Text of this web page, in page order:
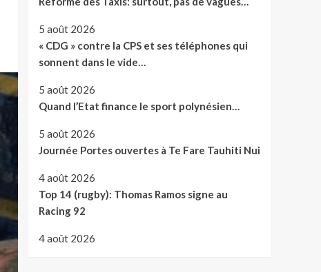
5 août 2026
« CDG » contre la CPS et ses téléphones qui
sonnent dans le vide…
5 août 2026
Quand l’Etat finance le sport polynésien…
5 août 2026
Journée Portes ouvertes à Te Fare Tauhiti Nui
4 août 2026
Top 14 (rugby): Thomas Ramos signe au
Racing 92
4 août 2026